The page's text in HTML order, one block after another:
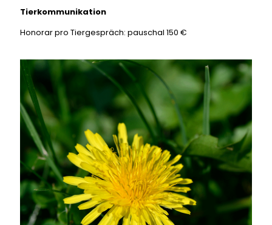
Tierkommunikation
Honorar pro Tiergespräch: pauschal 150 €